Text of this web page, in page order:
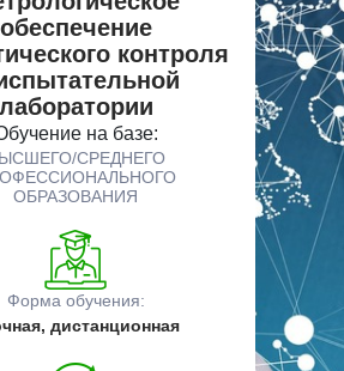
обеспечение
контроля
лаборатории
на базе:
СРЕДНЕГО
ОБРАЗОВАНИЯ
Форма обучения:
дистанционная